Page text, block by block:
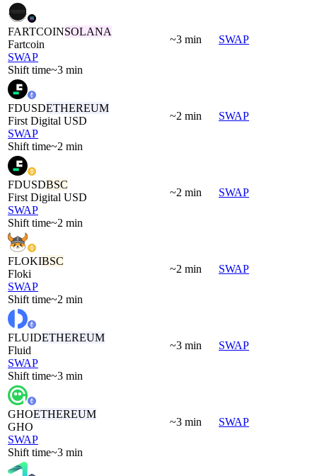
FARTCOINSOLANA
Fartcoin
SWAP
Shift time~3 min
~3 min SWAP
FDUSDETHEREUM
First Digital USD
SWAP
Shift time~2 min
~2 min SWAP
FDUSDBSC
First Digital USD
SWAP
Shift time~2 min
~2 min SWAP
FLOKIBSC
Floki
SWAP
Shift time~2 min
~2 min SWAP
FLUIDETHEREUM
Fluid
SWAP
Shift time~3 min
~3 min SWAP
GHOETHEREUM
GHO
SWAP
Shift time~3 min
~3 min SWAP